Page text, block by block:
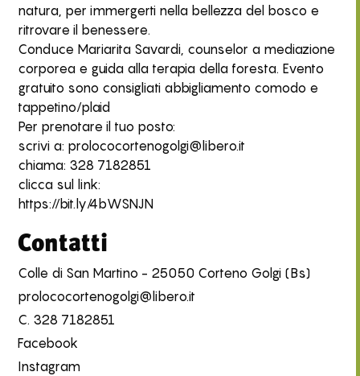
natura, per immergerti nella bellezza del bosco e
ritrovare il benessere.
Conduce Mariarita Savardi, counselor a mediazione
corporea e guida alla terapia della foresta. Evento
gratuito sono consigliati abbigliamento comodo e
tappetino/plaid
Per prenotare il tuo posto:
scrivi a: prolococortenogolgi@libero.it
chiama: 328 7182851
clicca sul link:
https://bit.ly/4bWSNJN
Contatti
Colle di San Martino - 25050 Corteno Golgi (Bs)
prolococortenogolgi@libero.it
C. 328 7182851
Facebook
Instagram